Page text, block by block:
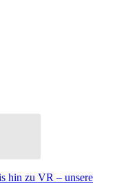
hin zu VR – unsere